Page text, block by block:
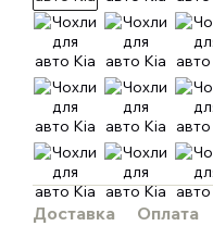
Доставка Оплата